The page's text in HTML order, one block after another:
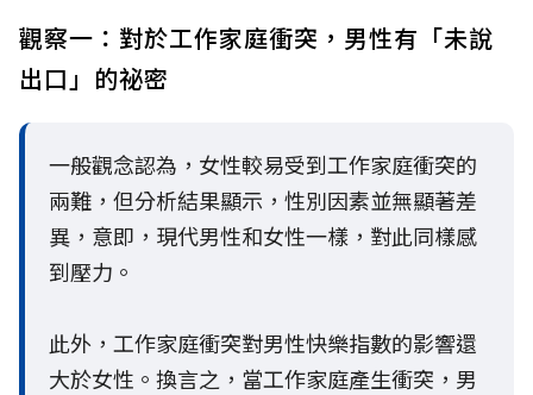
觀察一：對於工作家庭衝突，男性有「未說
出口」的祕密
一般觀念認為，女性較易受到工作家庭衝突的
兩難，但分析結果顯示，性別因素並無顯著差
異，意即，現代男性和女性一樣，對此同樣感
到壓力。
此外，工作家庭衝突對男性快樂指數的影響還
大於女性。換言之，當工作家庭產生衝突，男